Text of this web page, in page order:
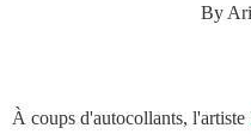
By
À coups d'autocollants, l'artiste